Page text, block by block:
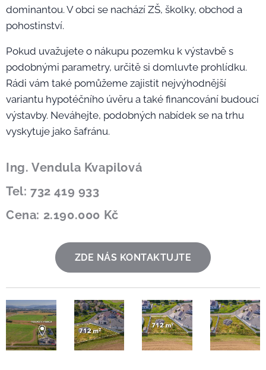
dominantou. V obci se nachází ZŠ, školky, obchod a
pohostinství.
Pokud uvažujete o nákupu pozemku k výstavbě s
podobnými parametry, určitě si domluvte prohlídku.
Rádi vám také pomůžeme zajistit nejvýhodnější
variantu hypotéčního úvěru a také financování budoucí
výstavby. Neváhejte, podobných nabídek se na trhu
vyskytuje jako šafránu.
Ing. Vendula Kvapilová
Tel: 732 419 933
Cena: 2.190.000 Kč
ZDE NÁS KONTAKTUJTE